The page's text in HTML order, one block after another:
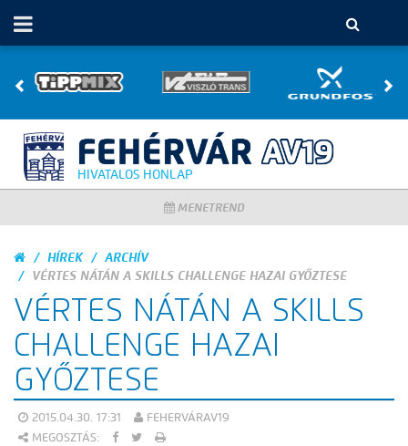
HIVATALOS HONLAP
MENETREND
HÍREK
ARCHÍV
VÉRTES NÁTÁN A SKILLS CHALLENGE HAZAI GYŐZTESE
VÉRTES NÁTÁN A SKILLS
CHALLENGE HAZAI
GYŐZTESE
2015.04.30. 17:31
FEHERVÁRAV19
MEGOSZTÁS: